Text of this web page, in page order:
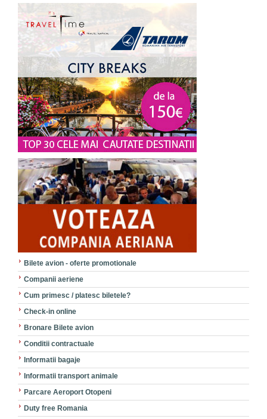
Bilete avion - oferte promotionale
Companii aeriene
Cum primesc / platesc biletele?
Check-in online
Bronare Bilete avion
Conditii contractuale
Informatii bagaje
Informatii transport animale
Parcare Aeroport Otopeni
Duty free Romania